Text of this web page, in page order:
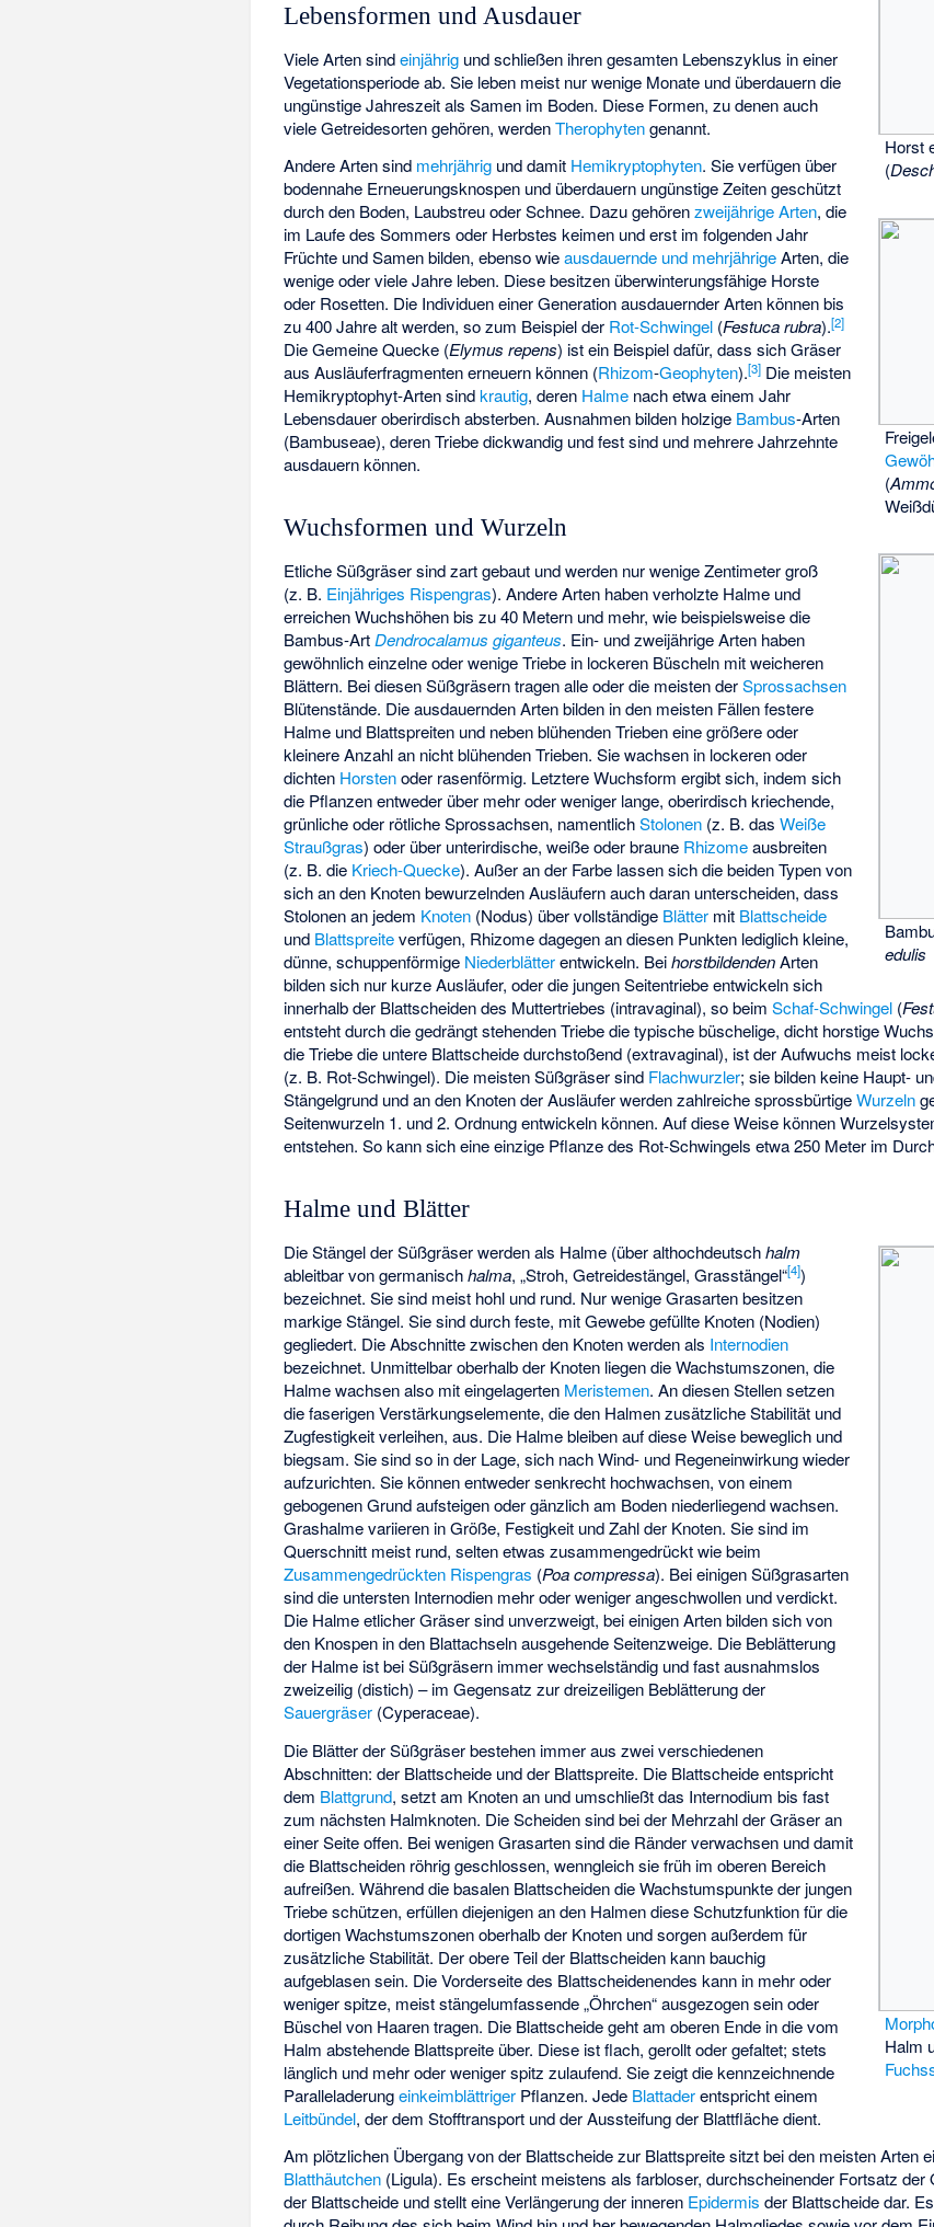
Horst
(
(
edulis
Lebensformen und Ausdauer
Viele Arten sindeinjährig und schließen ihren gesamten Lebenszyklus in einer
Vegetationsperiode ab. Sie leben meist nur wenige Monate und überdauern die
ungünstige Jahreszeit als Samen im Boden. Diese Formen, zu denen auch
viele Getreidesorten gehören, werdenTherophytengenannt.
Andere Arten sind mehrjährig und damit Hemikryptophyten. Sie verfügen über
bodennahe Erneuerungsknospen und überdauern ungünstige Zeiten geschützt
durch den Boden, Laubstreu oder Schnee. Dazu gehörenzweijährige Arten, die
im Laufe des Sommers oder Herbstes keimen und erst im folgenden Jahr
Früchte und Samen bilden, ebenso wieausdauernde und mehrjährigeArten, die
wenige oder viele Jahre leben. Diese besitzen überwinterungsfähige Horste
oder Rosetten. Die Individuen einer Generation ausdauernder Arten können bis
zu 400 Jahre alt werden, so zum Beispiel der Rot-Schwingel (Festuca rubra).[2]
DieGemeine Quecke (Elymus repens) ist ein Beispiel dafür, dass sich Gräser
aus Ausläuferfragmenten erneuern können (Rhizom-Geophyten).[3] Die meisten
Hemikryptophyt-Arten sindkrautig, deren Halme nach etwa einem Jahr
Lebensdauer oberirdisch absterben. Ausnahmen bilden holzige Bambus-Arten
(Bambuseae), deren Triebe dickwandig und fest sind und mehrere Jahrzehnte
ausdauern können.
Wuchsformen und Wurzeln
Etliche Süßgräser sind zart gebaut und werden nur wenige Zentimeter groß
(z. B. Einjähriges Rispengras). Andere Arten haben verholzte Halme und
erreichen Wuchshöhen bis zu 40 Metern und mehr, wie beispielsweise die
Bambus-ArtDendrocalamus giganteus. Ein- und zweijährige Arten haben
gewöhnlich einzelne oder wenige Triebe in lockeren Büscheln mit weicheren
Blättern. Bei diesen Süßgräsern tragen alle oder die meisten derSprossachsen
Blütenstände. Die ausdauernden Arten bilden in den meisten Fällen festere
Halme und Blattspreiten und neben blühenden Trieben eine größere oder
kleinere Anzahl an nicht blühenden Trieben. Sie wachsen in lockeren oder
dichten Horstenoder rasenförmig. Letztere Wuchsform ergibt sich, indem sich
die Pflanzen entweder über mehr oder weniger lange, oberirdisch kriechende,
grünliche oder rötliche Sprossachsen, namentlichStolonen (z. B. dasWeiße
Straußgras) oder über unterirdische, weiße oder braune Rhizomeausbreiten
(z. B. die Kriech-Quecke). Außer an der Farbe lassen sich die beiden Typen von
sich an den Knoten bewurzelnden Ausläufern auch daran unterscheiden, dass
Stolonen an jedem Knoten (Nodus) über vollständige Blätter mit Blattscheide
und Blattspreiteverfügen, Rhizome dagegen an diesen Punkten lediglich kleine,
dünne, schuppenförmige Niederblätterentwickeln. BeihorstbildendenArten
bilden sich nur kurze Ausläufer, oder die jungen Seitentriebe entwickeln sich
innerhalb der Blattscheiden des Muttertriebes (intravaginal), so beimSchaf-Schwingel (
entsteht durch die gedrängt stehenden Triebe die typische büschelige, dicht horstige
die Triebe die untere Blattscheide durchstoßend (extravaginal), ist der Aufwuchs meist
(z. B. Rot-Schwingel). Die meisten Süßgräser sind Flachwurzler; sie bilden keine Haupt-
Stängelgrund und an den Knoten der Ausläufer werden zahlreiche sprossbürtigeWurzeln
Seitenwurzeln 1. und 2. Ordnung entwickeln können. Auf diese Weise können
entstehen. So kann sich eine einzige Pflanze des Rot-Schwingels etwa 250 Meter im
Halme und Blätter
Halm
Die Stängel der Süßgräser werden als Halme (über althochdeutschhalm
ableitbar von germanischhalma, „Stroh, Getreidestängel, Grasstängel“[4])
bezeichnet. Sie sind meist hohl und rund. Nur wenige Grasarten besitzen
markige Stängel. Sie sind durch feste, mit Gewebe gefüllte Knoten (Nodien)
gegliedert. Die Abschnitte zwischen den Knoten werden als Internodien
bezeichnet. Unmittelbar oberhalb der Knoten liegen die Wachstumszonen, die
Halme wachsen also mit eingelagerten Meristemen. An diesen Stellen setzen
die faserigen Verstärkungselemente, die den Halmen zusätzliche Stabilität und
Zugfestigkeit verleihen, aus. Die Halme bleiben auf diese Weise beweglich und
biegsam. Sie sind so in der Lage, sich nach Wind- und Regeneinwirkung wieder
aufzurichten. Sie können entweder senkrecht hochwachsen, von einem
gebogenen Grund aufsteigen oder gänzlich am Boden niederliegend wachsen.
Grashalme variieren in Größe, Festigkeit und Zahl der Knoten. Sie sind im
Querschnitt meist rund, selten etwas zusammengedrückt wie beim
Zusammengedrückten Rispengras (Poa compressa). Bei einigen Süßgrasarten
sind die untersten Internodien mehr oder weniger angeschwollen und verdickt.
Die Halme etlicher Gräser sind unverzweigt, bei einigen Arten bilden sich von
den Knospen in den Blattachseln ausgehende Seitenzweige. Die Beblätterung
der Halme ist bei Süßgräsern immer wechselständig und fast ausnahmslos
zweizeilig (distich) – im Gegensatz zur dreizeiligen Beblätterung der
Sauergräser (Cyperaceae).
Die Blätter der Süßgräser bestehen immer aus zwei verschiedenen
Abschnitten: der Blattscheide und der Blattspreite. Die Blattscheide entspricht
dem Blattgrund, setzt am Knoten an und umschließt das Internodium bis fast
zum nächsten Halmknoten. Die Scheiden sind bei der Mehrzahl der Gräser an
einer Seite offen. Bei wenigen Grasarten sind die Ränder verwachsen und damit
die Blattscheiden röhrig geschlossen, wenngleich sie früh im oberen Bereich
aufreißen. Während die basalen Blattscheiden die Wachstumspunkte der jungen
Triebe schützen, erfüllen diejenigen an den Halmen diese Schutzfunktion für die
dortigen Wachstumszonen oberhalb der Knoten und sorgen außerdem für
zusätzliche Stabilität. Der obere Teil der Blattscheiden kann bauchig
aufgeblasen sein. Die Vorderseite des Blattscheidenendes kann in mehr oder
weniger spitze, meist stängelumfassende „Öhrchen“ ausgezogen sein oder
Büschel von Haaren tragen. Die Blattscheide geht am oberen Ende in die vom
Halm abstehende Blattspreite über. Diese ist flach, gerollt oder gefaltet; stets
länglich und mehr oder weniger spitz zulaufend. Sie zeigt die kennzeichnende
Paralleladerungeinkeimblättriger Pflanzen. Jede Blattaderentspricht einem
Leitbündel, der dem Stofftransport und der Aussteifung der Blattfläche dient.
Am plötzlichen Übergang von der Blattscheide zur Blattspreite sitzt bei den meisten Arten
Blatthäutchen (Ligula). Es erscheint meistens als farbloser, durchscheinender Fortsatz der
der Blattscheide und stellt eine Verlängerung der inneren Epidermis der Blattscheide dar.